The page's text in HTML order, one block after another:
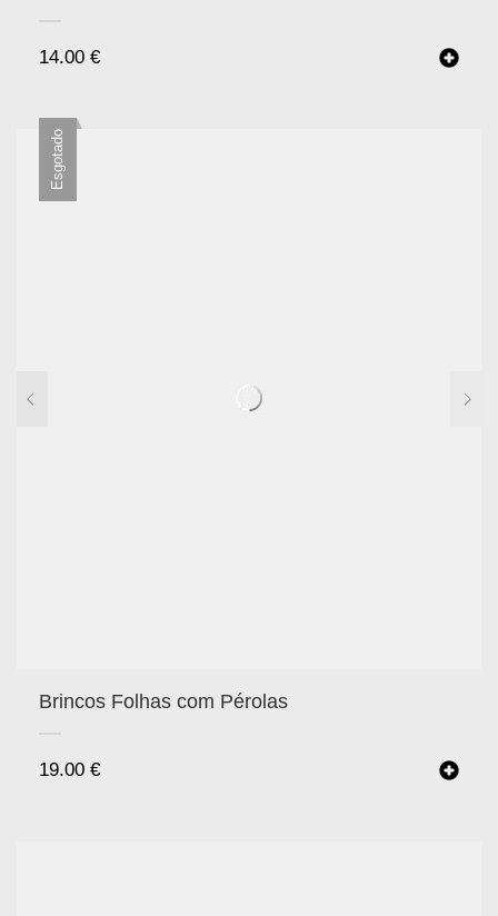
14.00 €
Esgotado
Brincos Folhas com Pérolas
19.00 €